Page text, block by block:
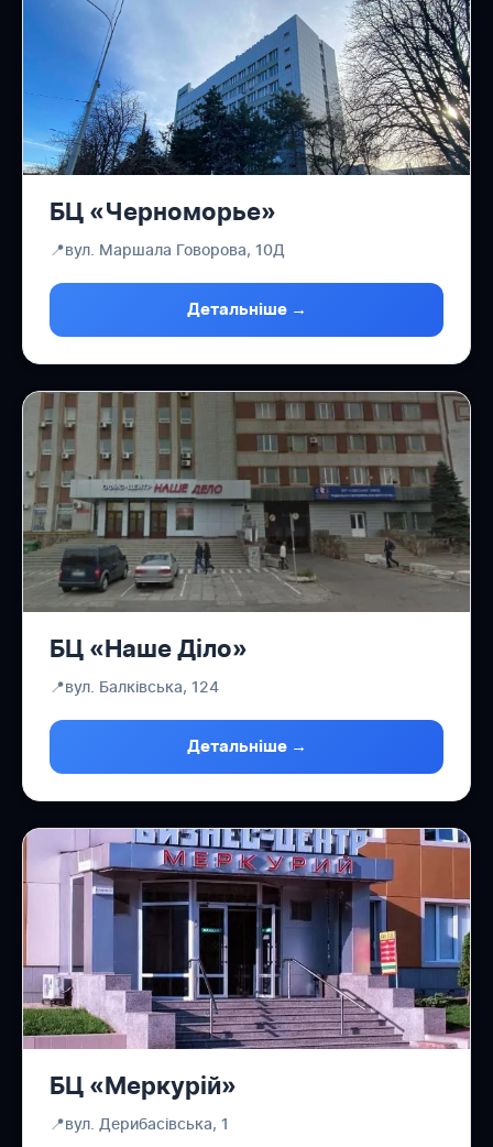
БЦ «Черноморье»
📍вул. Маршала Говорова, 10Д
Детальніше →
БЦ «Наше Діло»
📍вул. Балківська, 124
Детальніше →
БЦ «Меркурій»
📍вул. Дерибасівська, 1